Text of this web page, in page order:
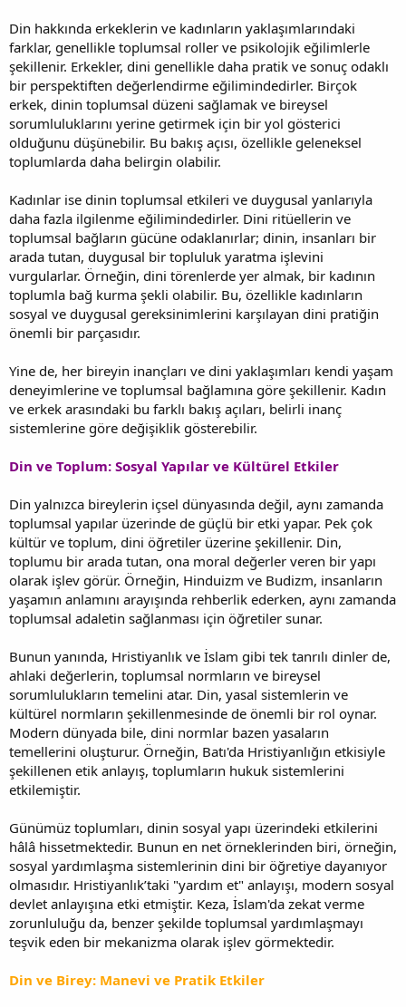
Din hakkında erkeklerin ve kadınların yaklaşımlarındaki
farklar, genellikle toplumsal roller ve psikolojik eğilimlerle
şekillenir. Erkekler, dini genellikle daha pratik ve sonuç odaklı
bir perspektiften değerlendirme eğilimindedirler. Birçok
erkek, dinin toplumsal düzeni sağlamak ve bireysel
sorumluluklarını yerine getirmek için bir yol gösterici
olduğunu düşünebilir. Bu bakış açısı, özellikle geleneksel
toplumlarda daha belirgin olabilir.
Kadınlar ise dinin toplumsal etkileri ve duygusal yanlarıyla
daha fazla ilgilenme eğilimindedirler. Dini ritüellerin ve
toplumsal bağların gücüne odaklanırlar; dinin, insanları bir
arada tutan, duygusal bir topluluk yaratma işlevini
vurgularlar. Örneğin, dini törenlerde yer almak, bir kadının
toplumla bağ kurma şekli olabilir. Bu, özellikle kadınların
sosyal ve duygusal gereksinimlerini karşılayan dini pratiğin
önemli bir parçasıdır.
Yine de, her bireyin inançları ve dini yaklaşımları kendi yaşam
deneyimlerine ve toplumsal bağlamına göre şekillenir. Kadın
ve erkek arasındaki bu farklı bakış açıları, belirli inanç
sistemlerine göre değişiklik gösterebilir.
Din ve Toplum: Sosyal Yapılar ve Kültürel Etkiler
Din yalnızca bireylerin içsel dünyasında değil, aynı zamanda
toplumsal yapılar üzerinde de güçlü bir etki yapar. Pek çok
kültür ve toplum, dini öğretiler üzerine şekillenir. Din,
toplumu bir arada tutan, ona moral değerler veren bir yapı
olarak işlev görür. Örneğin, Hinduizm ve Budizm, insanların
yaşamın anlamını arayışında rehberlik ederken, aynı zamanda
toplumsal adaletin sağlanması için öğretiler sunar.
Bunun yanında, Hristiyanlık ve İslam gibi tek tanrılı dinler de,
ahlaki değerlerin, toplumsal normların ve bireysel
sorumlulukların temelini atar. Din, yasal sistemlerin ve
kültürel normların şekillenmesinde de önemli bir rol oynar.
Modern dünyada bile, dini normlar bazen yasaların
temellerini oluşturur. Örneğin, Batı'da Hristiyanlığın etkisiyle
şekillenen etik anlayış, toplumların hukuk sistemlerini
etkilemiştir.
Günümüz toplumları, dinin sosyal yapı üzerindeki etkilerini
hâlâ hissetmektedir. Bunun en net örneklerinden biri, örneğin,
sosyal yardımlaşma sistemlerinin dini bir öğretiye dayanıyor
olmasıdır. Hristiyanlık’taki "yardım et" anlayışı, modern sosyal
devlet anlayışına etki etmiştir. Keza, İslam'da zekat verme
zorunluluğu da, benzer şekilde toplumsal yardımlaşmayı
teşvik eden bir mekanizma olarak işlev görmektedir.
Din ve Birey: Manevi ve Pratik Etkiler